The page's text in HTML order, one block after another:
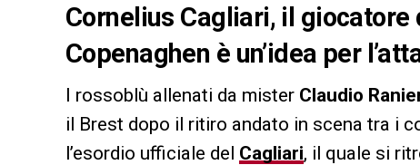
Cornelius Cagliari, il
Copenaghen è un’idea per
I rossoblù allenati da mister Claudio
il Brest dopo il ritiro andato in scena tra i
l’esordio ufficiale del Cagliari, il quale si